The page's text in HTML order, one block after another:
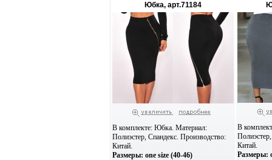
Юбка, арт.71184
В комплекте: Юбка. Материал:
Полиэстер, Спандекс. Производство:
Китай.
Размеры: one size (40-46)
В
Китай.
Размеры: